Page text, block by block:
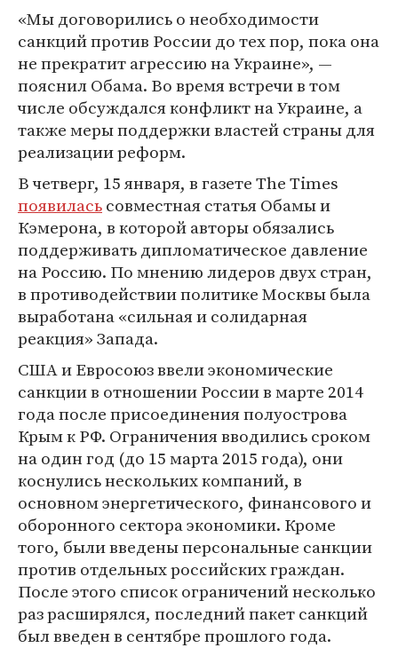
«Мы договорились о необходимости
санкций против России до тех пор, пока она
не прекратит агрессию на Украине», —
пояснил Обама. Во время встречи в том
числе обсуждался конфликт на Украине, а
также меры поддержки властей страны для
реализации реформ.
В четверг, 15 января, в газете The Times
появиласьсовместная статья Обамы и
Кэмерона, в которой авторы обязались
поддерживать дипломатическое давление
на Россию. По мнению лидеров двух стран,
в противодействии политике Москвы была
выработана «сильная и солидарная
реакция» Запада.
США и Евросоюз ввели экономические
санкции в отношении России в марте 2014
года после присоединения полуострова
Крым к РФ. Ограничения вводились сроком
на один год (до 15 марта 2015 года), они
коснулись нескольких компаний, в
основном энергетического, финансового и
оборонного сектора экономики. Кроме
того, были введены персональные санкции
против отдельных российских граждан.
После этого список ограничений несколько
раз расширялся, последний пакет санкций
был введен в сентябре прошлого года.